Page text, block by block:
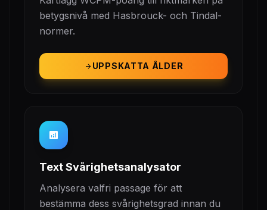
betygsnivå med Hasbrouck- och Tindal-
normer.
arrow_forwardUPPSKATTA ÅLDER
analytics
Text Svårighetsanalysator
Analysera valfri passage för att
bestämma dess svårighetsgrad innan du